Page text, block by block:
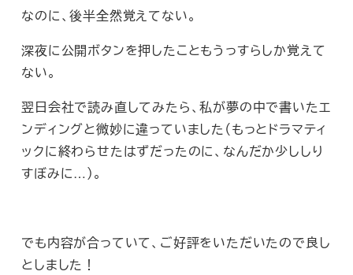
なのに、後半全然覚えてない。
深夜に公開ボタンを押したこともうっすらしか覚えて
ない。
翌日会社で読み直してみたら、私が夢の中で書いたエ
ンディングと微妙に違っていました（もっとドラマティ
ックに終わらせたはずだったのに、なんだか少ししり
すぼみに…）。
でも内容が合っていて、ご好評をいただいたので良し
としました！